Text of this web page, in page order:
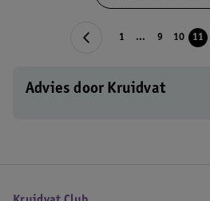
1 ... 9 10 11
Advies door Kruidvat